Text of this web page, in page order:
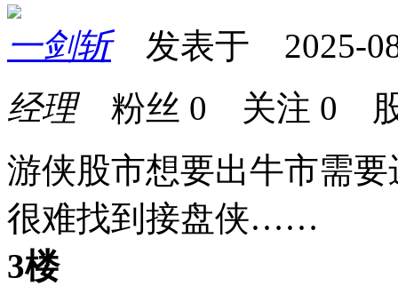
一剑斩发表于 2025-
经理粉丝 0 关注 0
游侠股市想要出牛市需
很难找到接盘侠……
3楼